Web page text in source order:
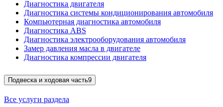
Диагностика двигателя
Диагностика системы кондиционирования автомобиля
Компьютерная диагностика автомобиля
Диагностика ABS
Диагностика электрооборудования автомобиля
Замер давления масла в двигателе
Диагностика компрессии двигателя
Подвеска и ходовая часть9
Все услуги раздела